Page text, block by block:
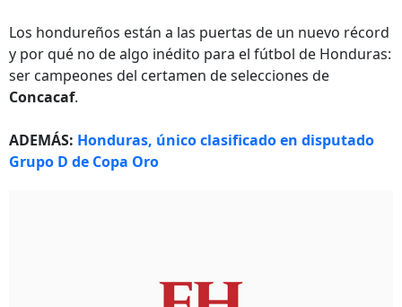
Los hondureños están a las puertas de un nuevo récord
y por qué no de algo inédito para el fútbol de Honduras:
ser campeones del certamen de selecciones de
Concacaf.
ADEMÁS: Honduras, único clasificado en disputado
Grupo D de Copa Oro